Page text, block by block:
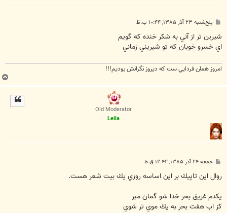
پ
ت
پنج‌شنبه ۲۳ آذر ۱۳۸۵, ۱۰:۴۴ ب.ظ
شيرين تر از آني به شکر خنده که گويم
اي خسرو خوبان که تو شيريني زماني
امروز همان فردايي ست که ديروز نگرانش بوديم!!!
ب
ا
Old Moderator
Leila
پ
ت
جمعه ۲۴ آذر ۱۳۸۵, ۱۲:۴۲ ق.ظ
روال اين تاپيك بر اين اساسه روزي يك بيت شعر هست.
يكدم غريق بحر خدا شو گمان مبر
كز اب هفت بحر به يك موي تر شوي